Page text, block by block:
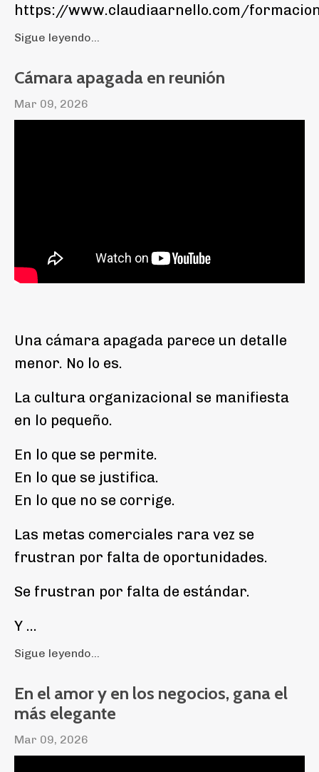
https://www.claudiaarnello.com/
Sigue leyendo...
Cámara apagada en reunión
Mar 09, 2026
Una cámara apagada parece un detalle
menor. No lo es.
La cultura organizacional se manifiesta
en lo pequeño.
En lo que se permite.
En lo que se justifica.
En lo que no se corrige.
Las metas comerciales rara vez se
frustran por falta de oportunidades.
Se frustran por falta de estándar.
Y ...
Sigue leyendo...
En el amor y en los negocios, gana el
más elegante
Mar 09, 2026